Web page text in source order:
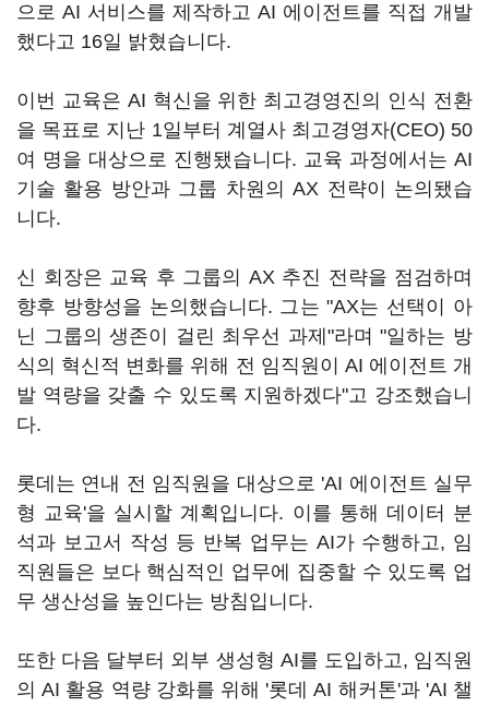
으로 AI 서비스를 제작하고 AI 에이전트를 직접 개발
했다고 16일 밝혔습니다.
이번 교육은 AI 혁신을 위한 최고경영진의 인식 전환
을 목표로 지난 1일부터 계열사 최고경영자(CEO) 50
여 명을 대상으로 진행됐습니다. 교육 과정에서는 AI
기술 활용 방안과 그룹 차원의 AX 전략이 논의됐습
니다.
신 회장은 교육 후 그룹의 AX 추진 전략을 점검하며
향후 방향성을 논의했습니다. 그는 "AX는 선택이 아
닌 그룹의 생존이 걸린 최우선 과제"라며 "일하는 방
식의 혁신적 변화를 위해 전 임직원이 AI 에이전트 개
발 역량을 갖출 수 있도록 지원하겠다"고 강조했습니
다.
롯데는 연내 전 임직원을 대상으로 'AI 에이전트 실무
형 교육'을 실시할 계획입니다. 이를 통해 데이터 분
석과 보고서 작성 등 반복 업무는 AI가 수행하고, 임
직원들은 보다 핵심적인 업무에 집중할 수 있도록 업
무 생산성을 높인다는 방침입니다.
또한 다음 달부터 외부 생성형 AI를 도입하고, 임직원
의 AI 활용 역량 강화를 위해 '롯데 AI 해커톤'과 'AI 챌